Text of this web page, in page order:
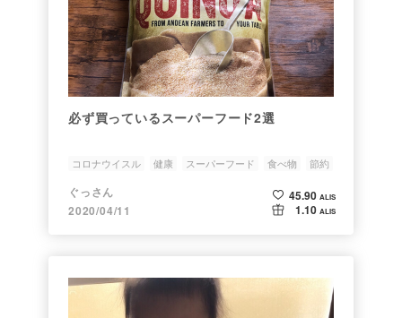
必ず買っているスーパーフード2選
コロナウイスル 健康 スーパーフード 食べ物 節約
ぐっさん
2020/04/11
45.90 ALIS
1.10 ALIS